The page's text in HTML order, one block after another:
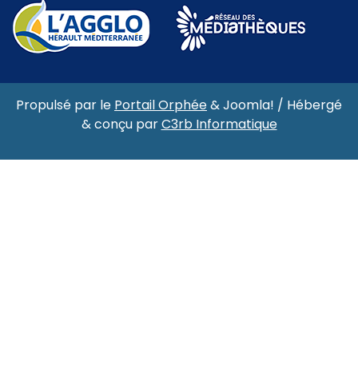
Propulsé par le Portail Orphée&Joomla! / Hébergé
& conçu parC3rb Informatique